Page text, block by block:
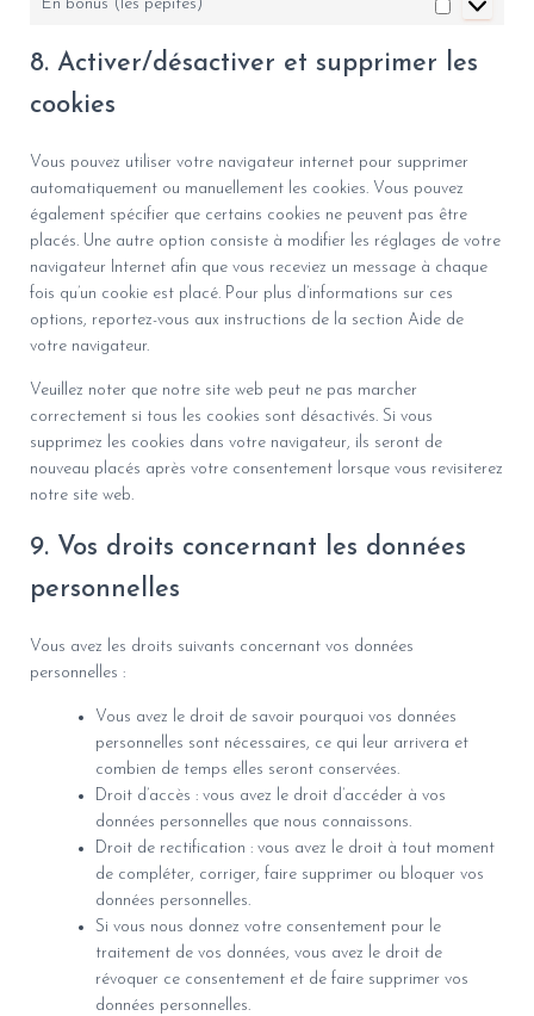
En bonus (les pépites)
8. Activer/désactiver et supprimer les
cookies
Vous pouvez utiliser votre navigateur internet pour supprimer
automatiquement ou manuellement les cookies. Vous pouvez
également spécifier que certains cookies ne peuvent pas être
placés. Une autre option consiste à modifier les réglages de votre
navigateur Internet afin que vous receviez un message à chaque
fois qu’un cookie est placé. Pour plus d’informations sur ces
options, reportez-vous aux instructions de la section Aide de
votre navigateur.
Veuillez noter que notre site web peut ne pas marcher
correctement si tous les cookies sont désactivés. Si vous
supprimez les cookies dans votre navigateur, ils seront de
nouveau placés après votre consentement lorsque vous revisiterez
notre site web.
9. Vos droits concernant les données
personnelles
Vous avez les droits suivants concernant vos données
personnelles :
Vous avez le droit de savoir pourquoi vos données
personnelles sont nécessaires, ce qui leur arrivera et
combien de temps elles seront conservées.
Droit d’accès : vous avez le droit d’accéder à vos
données personnelles que nous connaissons.
Droit de rectification : vous avez le droit à tout moment
de compléter, corriger, faire supprimer ou bloquer vos
données personnelles.
Si vous nous donnez votre consentement pour le
traitement de vos données, vous avez le droit de
révoquer ce consentement et de faire supprimer vos
données personnelles.